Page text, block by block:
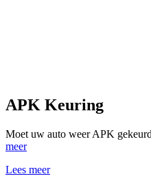
APK Keuring
Moet uw auto weer APK
meer
Lees meer